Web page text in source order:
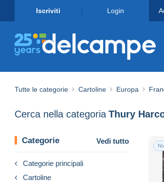
Iscriviti Login
Tutte le categorie Cartoline Europa
Cerca nella categoria Thury
Categorie Vedi tutto
Categorie principali
Cartoline